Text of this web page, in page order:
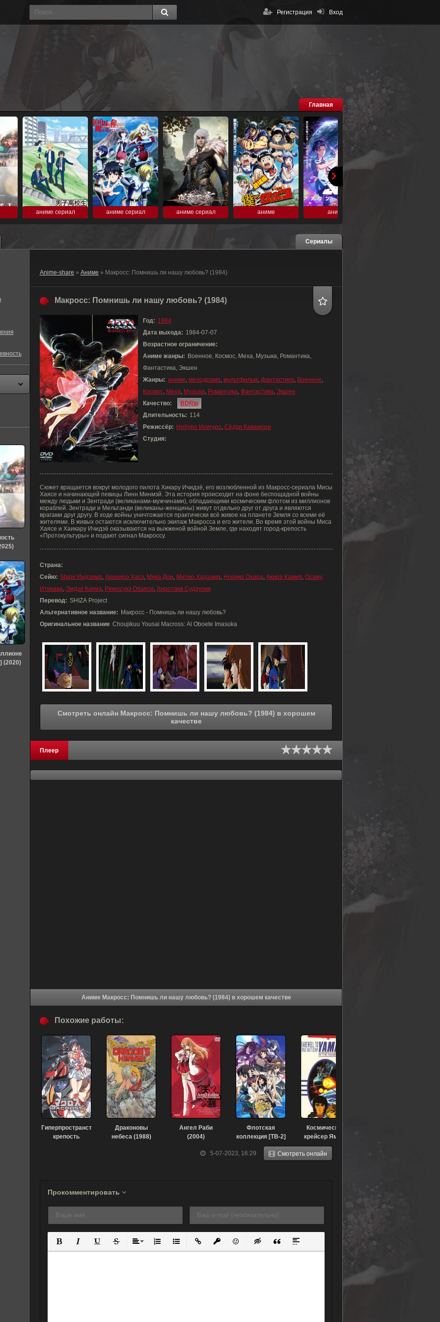
Вход
Регистрация
Главная
аниме сериал аниме сериал аниме сериал аниме аниме
Сериалы
Anime-share » Аниме » Макросс: Помнишь ли нашу любовь? (1984)
Макросс: Помнишь ли нашу любовь? (1984)
Год: 1984
Дата выхода: 1984-07-07
Возрастное ограничение:
Аниме жанры: Военное, Космос, Меха, Музыка, Романтика,
Фантастика, Экшен
Жанры: аниме, мелодрама, мультфильм, фантастика, Военное,
Космос, Меха, Музыка, Романтика, Фантастика, Экшен
Качество:
BDRip
Длительность: 114
Режиссёр: Нобуро Исигуро, Сёдзи Кавамори
Студия:
Сюжет вращается вокруг молодого пилота Хикару Ичидзё, его возлюбленной из Макросс-сериала Мисы
Хаясе и начинающей певицы Линн Минмэй. Эта история происходит на фоне беспощадной войны
между людьми и Зентради (великанами-мужчинами), обладающими космическим флотом из миллионов
кораблей. Зентради и Мельтанди (великаны-женщины) живут отдельно друг от друга и являются
врагами друг другу. В ходе войны уничтожается практически всё живое на планете Земля со всеми её
жителями. В живых остаются исключительно экипаж Макросса и его жители. Во время этой войны Миса
Хаясе и Хаикару Ичидзё оказываются на выжженой войной Земле, где находят город-крепость
«Протокультуры» и подают сигнал Макроссу.
Страна:
Сейю: Мари Иидзима, Арихиро Хасэ, Мика Дои, Митио Хадзама, Норико Охара, Акира Камия, Осаму
Итикава, Эидзи Каниэ, Рюносукэ Обаяси, Хиротака Судзуоки
Перевод: SHIZA Project
Альтернативное название: Макросс - Помнишь ли нашу любовь?
Оригинальное название Choujikuu Yousai Macross: Ai Oboete Imasuka
Смотреть онлайн Макросс: Помнишь ли нашу любовь? (1984) в хорошем
качестве
Плеер
Аниме Макросс: Помнишь ли нашу любовь? (1984) в хорошем качестве
5-07-2023, 16:29 Смотреть онлайн
Похожие работы:
Гиперпространственная
крепость
Драконовы
небеса (1988)
Ангел Раби
(2004)
Флотская
коллекция [ТВ-2]
(2022)
Космический
крейсер Ямато
(фильм второй)
(1978)
Прокомментировать
Полужирный
КурсивПодчеркнутый
ЗачеркнутыйВыравнивание
Нумерованный список
Маркированный список
Вставить ссылку
Вставить защищенную ссылку
Вставить смайлик
Вставка скрытого текста
Вставка цитаты
Вставка спойлера
(2020)